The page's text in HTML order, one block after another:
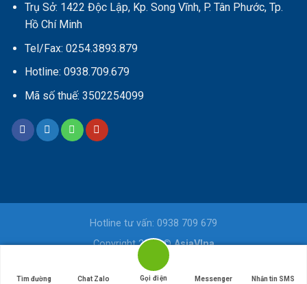
Trụ Sở: 1422 Độc Lập, Kp. Song Vĩnh, P. Tân Phước, Tp.
Hồ Chí Minh
Tel/Fax: 0254.3893.879
Hotline: 0938.709.679
Mã số thuế: 3502254099
Hotline tư vấn: 0938 709 679
Copyright 2026 ©AsiaVIna
Tìm đường Chat Zalo Gọi điện Messenger Nhắn tin SMS